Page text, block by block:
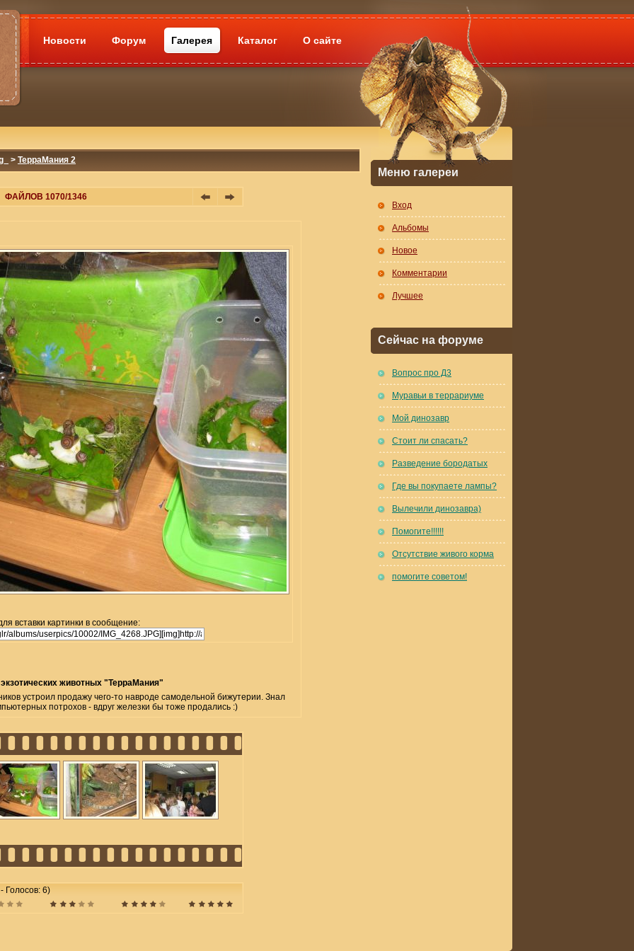
Новости Форум Галерея Каталог О сайте
> ТерраМания 2
ФАЙЛОВ 1070/1346
вставки картинки в сообщение:
животных "ТерраМания"
устроил продажу чего-то навроде самодельной бижутерии. Знал
потрохов - вдруг железки бы тоже продались :)
Голосов: 6)
Меню галереи
Вход
Альбомы
Новое
Комментарии
Лучшее
Сейчас на форуме
Вопрос про Д3
Муравьи в террариуме
Мой динозавр
Стоит ли спасать?
Разведение бородатых
Где вы покупаете лампы?
Вылечили динозавра)
Помогите!!!!!!
Отсутствие живого корма
помогите советом!